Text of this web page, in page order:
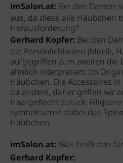
imSalon.at: Bei den Damen
aus, da diese alle Häubchen
Herausforderung?
Gerhard Kopfer: Bei den
die Persönlichkeiten (Mimik,
aufgegriffen zum zweiten die
ähnlich interpretiert. Im
Häubchen. Die Accessoires
da andere, daher griffen wir
Haargeflecht zurück.
symbolisieren dabei das
Häubchen.
imSalon.at: Was heißt das
Gerhard Kopfer: